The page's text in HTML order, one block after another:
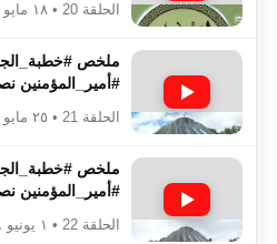
الحلقة 20 • ١٨ مايو ٢٠٢٤
ملخص
#أمير_المؤمنين​​​​​​​​​​​​​​ نصره
الحلقة 21 • ٢٥ مايو ٢٠٢٤
ملخص
#أمير_المؤمنين​​​​​​​​​​​​​​ نصره
الحلقة 22 • ١ يونيو ٢٠٢٤